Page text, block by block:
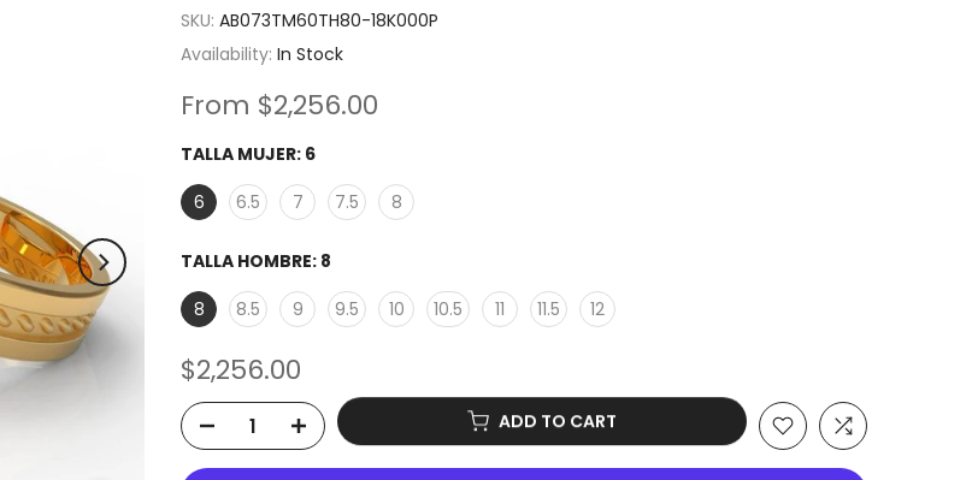
SKU: AB073TM60TH80-18K000P
Availability: In Stock
From $2,256.00
TALLA MUJER: 6
6
6.5 7 7.5 8
TALLA HOMBRE: 8
8
8.5 9 9.5 10 10.5 11 11.5 12
$2,256.00
ADD TO CART